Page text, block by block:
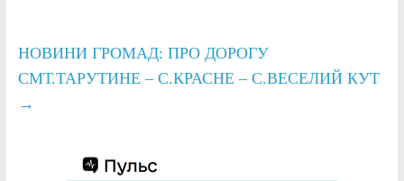
НОВИНИ ГРОМАД: ПРО ДОРОГУ
СМТ.ТАРУТИНЕ – С.КРАСНЕ – С.ВЕСЕЛИЙ КУТ
→